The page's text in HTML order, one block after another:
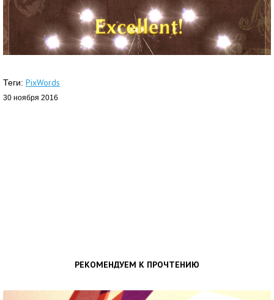
Теги: PixWords
30 ноября 2016
РЕКОМЕНДУЕМ К ПРОЧТЕНИЮ